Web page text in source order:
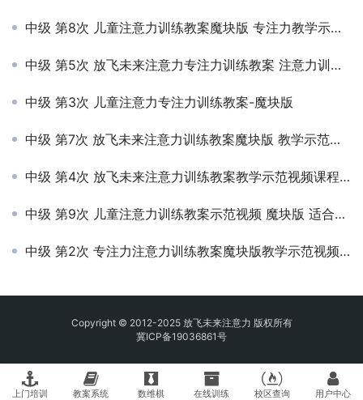
中级 第8次 儿童注意力训练教案魔块版 专注力教学示范视频课程
中级 第5次 放飞未来注意力专注力训练教案 注意力训练的方法有哪些？
中级 第3次 儿童注意力专注力训练教案-魔块版
中级 第7次 放飞未来注意力训练教案魔块版 教学示范视频课程
中级 第4次 放飞未来注意力训练教案教学示范视频课程 注意力训练的十个方法
中级 第9次 儿童注意力训练教案示范视频 魔块版 适合6岁7岁8岁学生
中级 第2次 专注力注意力训练教案魔块版教学示范视频课程
Copyright © 2012-2025 放飞未来注意力 版权所有
冀ICP备19036861号
上门培训 教案系统 数维棋 在线训练 校区查询 用户中心